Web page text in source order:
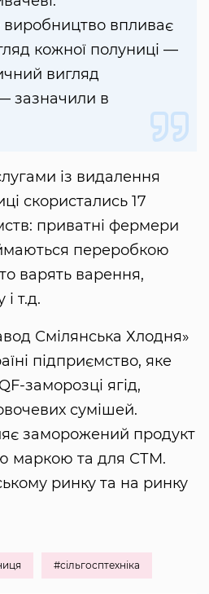
впливає
кожної полуниці —
вигляд
зазначили в
із видалення
скористались 17
приватні фермери
переробкою
варять варення,
т.д.
Смілянська Хлодня»
підприємство, яке
заморозці ягід,
сумішей.
заморожений продукт
маркою та для СТМ.
ринку та на ринку
#сільгосптехніка